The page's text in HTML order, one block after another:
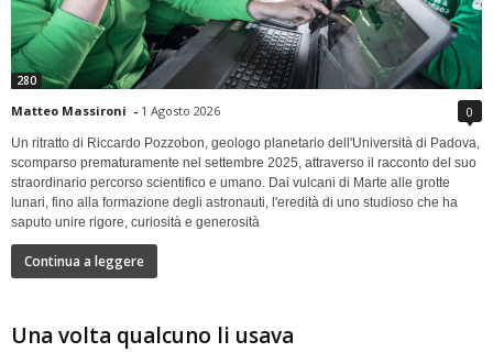
280
Matteo Massironi - 1 Agosto 2026 0
Un ritratto di Riccardo Pozzobon, geologo planetario dell'Università di Padova,
scomparso prematuramente nel settembre 2025, attraverso il racconto del suo
straordinario percorso scientifico e umano. Dai vulcani di Marte alle grotte
lunari, fino alla formazione degli astronauti, l'eredità di uno studioso che ha
saputo unire rigore, curiosità e generosità
Continua a leggere
Una volta qualcuno li usava